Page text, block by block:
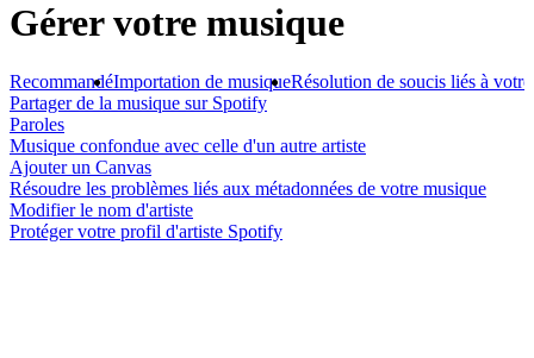
Gérer votre musique
RecommandéImportation de musiqueRésolution de soucis liés à
Partager de la musique sur Spotify
Paroles
Musique confondue avec celle d'un autre artiste
Ajouter un Canvas
Résoudre les problèmes liés aux métadonnées de votre musique
Modifier le nom d'artiste
Protéger votre profil d'artiste Spotify